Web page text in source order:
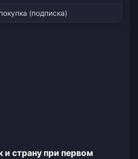
(подписка)
и страну при первом